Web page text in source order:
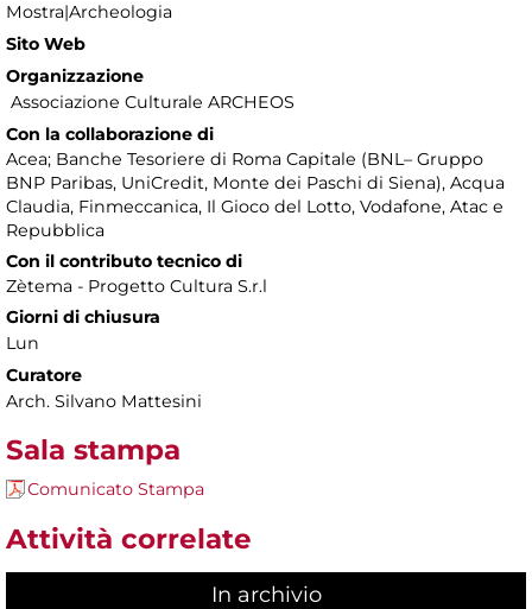
Mostra|Archeologia
Sito Web
Organizzazione
Associazione Culturale ARCHEOS
Con la collaborazione di
Acea; Banche Tesoriere di Roma Capitale (BNL– Gruppo
BNP Paribas, UniCredit, Monte dei Paschi di Siena), Acqua
Claudia, Finmeccanica, Il Gioco del Lotto, Vodafone, Atac e
Repubblica
Con il contributo tecnico di
Zètema - Progetto Cultura S.r.l
Giorni di chiusura
Lun
Curatore
Arch. Silvano Mattesini
Sala stampa
Comunicato Stampa
Attività correlate
In archivio